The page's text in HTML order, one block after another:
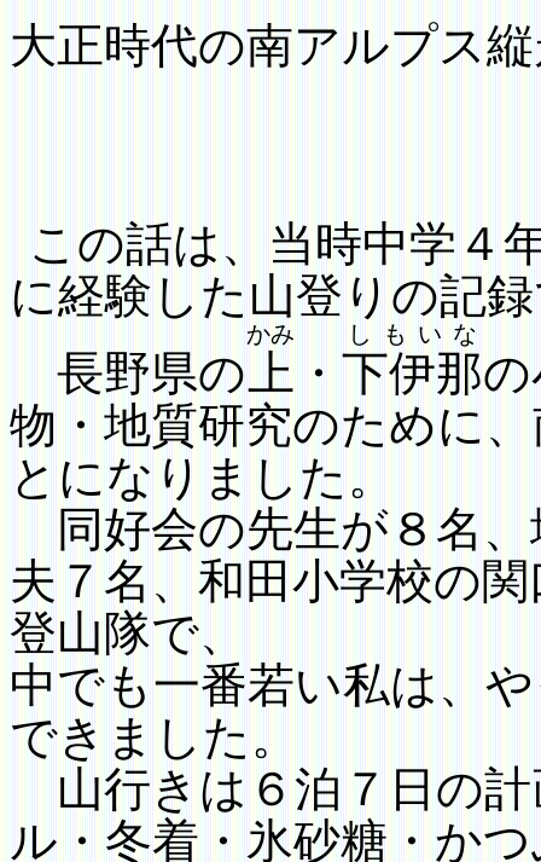
大正時代の南アルプス
この話は、当時中学 ４
に経験した山登りの記
長野県の 上
かみ
・ 下伊那
しもいな
物・地質研究のために
とになりました。
同好会の先生が８名
夫７名、和田小学校の関
登山隊で、
中でも一番若い私は、
できました。
山行きは ６ 泊 ７ 日の
ル・冬着・氷砂糖・か